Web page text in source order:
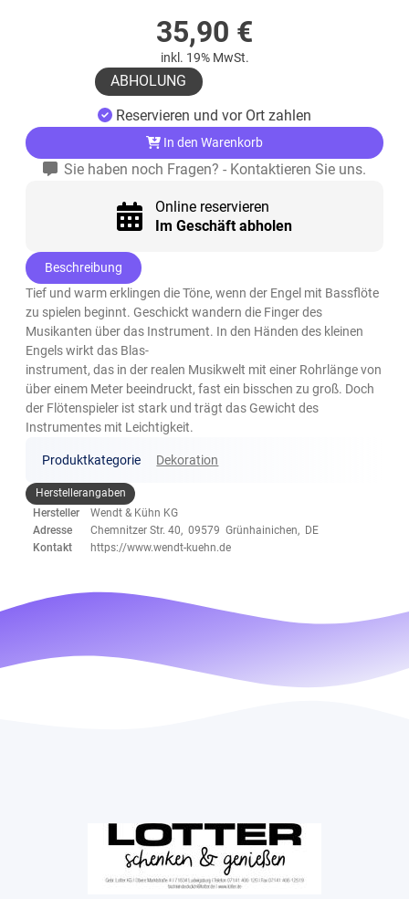
35,90 €
inkl. 19% MwSt.
ABHOLUNG
Reservieren und vor Ort zahlen
In den Warenkorb
Sie haben noch Fragen? - Kontaktieren Sie uns.
Online reservieren
Im Geschäft abholen
Beschreibung
Tief und warm erklingen die Töne, wenn der Engel mit Bassflöte
zu spielen beginnt. Geschickt wandern die Finger des
Musikanten über das Instrument. In den Händen des kleinen
Engels wirkt das Blas-
instrument, das in der realen Musikwelt mit einer Rohrlänge von
über einem Meter beeindruckt, fast ein bisschen zu groß. Doch
der Flötenspieler ist stark und trägt das Gewicht des
Instrumentes mit Leichtigkeit.
Produktkategorie Dekoration
Herstellerangaben
Hersteller
Wendt & Kühn KG
Adresse
Chemnitzer Str. 40, 09579 Grünhainichen, DE
Kontakt
https://www.wendt-kuehn.de